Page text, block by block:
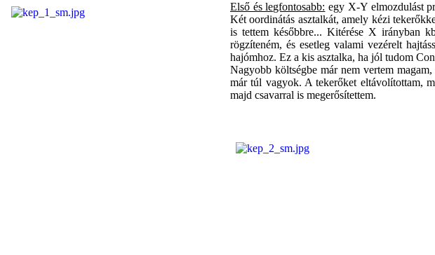
Első és legfontosabb: egy X-Y elmozdulást
Két oordinátás asztalkát, amely kézi
is tettem későbbre... Kitérése X irányban
rögzíteném, és esetleg valami vezérelt
hajómhoz. Ez a kis asztalka, ha jól tudom
Nagyobb költségbe már nem vertem
már túl vagyok. A tekerőket eltávolítottam,
majd csavarral is megerősítettem.